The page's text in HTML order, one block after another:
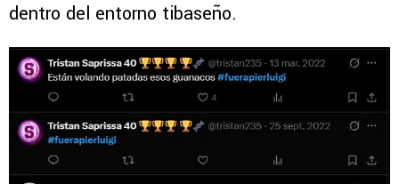
dentro del entorno tibaseño.